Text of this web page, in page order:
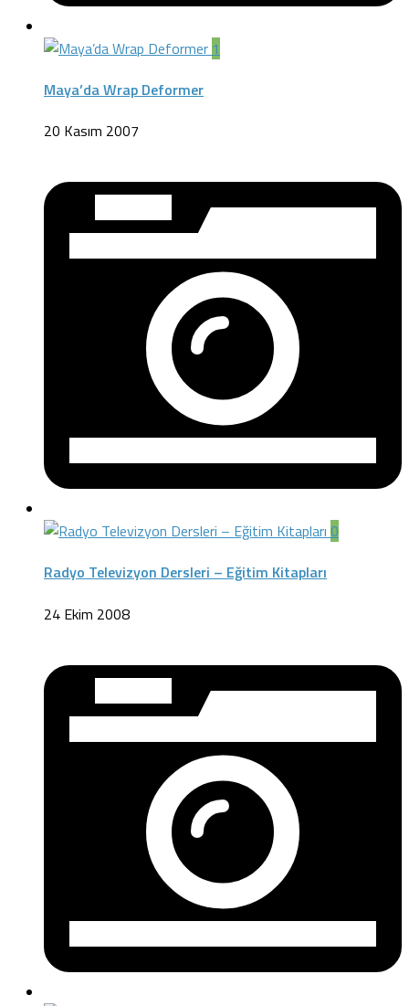
1
Maya’da Wrap Deformer
20 Kasım 2007
0
Radyo Televizyon Dersleri – Eğitim Kitapları
24 Ekim 2008